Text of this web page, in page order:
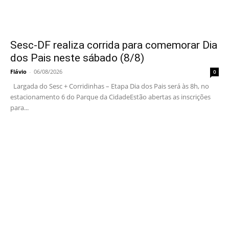
Sesc-DF realiza corrida para comemorar Dia
dos Pais neste sábado (8/8)
Flávio - 06/08/2026 0
Largada do Sesc + Corridinhas – Etapa Dia dos Pais será às 8h, no
estacionamento 6 do Parque da CidadeEstão abertas as inscrições
para...